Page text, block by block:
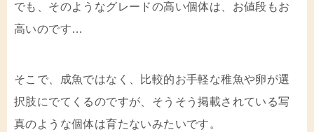
でも、そのようなグレードの高い個体は、お値段もお
高いのです…
そこで、成魚ではなく、比較的お手軽な稚魚や卵が選
択肢にでてくるのですが、そうそう掲載されている写
真のような個体は育たないみたいです。